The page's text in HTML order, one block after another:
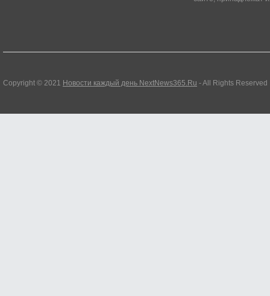
Copyright © 2021 Новости каждый день NextNews365.Ru - All Rights Reserved